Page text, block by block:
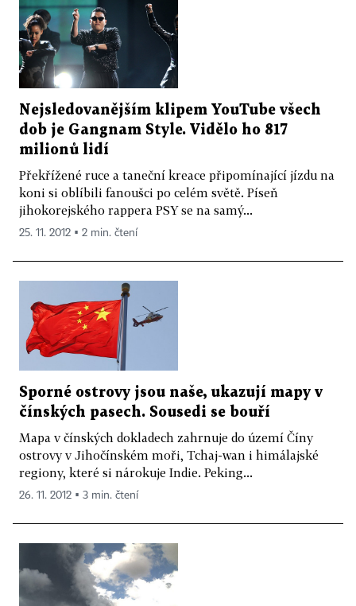
Nejsledovanějším klipem YouTube všech
dob je Gangnam Style. Vidělo ho 817
milionů lidí
Překřížené ruce a taneční kreace připomínající jízdu na
koni si oblíbili fanoušci po celém světě. Píseň
jihokorejského rappera PSY se na samý...
25. 11. 2012 ▪ 2 min. čtení
Sporné ostrovy jsou naše, ukazují mapy v
čínských pasech. Sousedi se bouří
Mapa v čínských dokladech zahrnuje do území Číny
ostrovy v Jihočínském moři, Tchaj-wan i himálajské
regiony, které si nárokuje Indie. Peking...
26. 11. 2012 ▪ 3 min. čtení